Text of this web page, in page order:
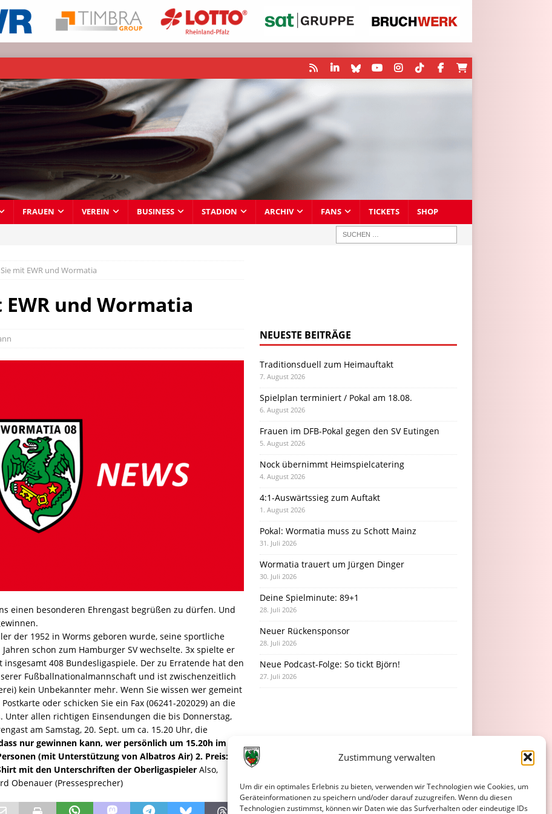
Zustimmung verwalten
Um dir ein optimales Erlebnis zu bieten, verwenden wir Technologien wie Cookies, um
Geräteinformationen zu speichern und/oder darauf zuzugreifen. Wenn du diesen
Technologien zustimmst, können wir Daten wie das Surfverhalten oder eindeutige IDs
FRAUEN VEREIN BUSINESS STADION ARCHIV FANS TICKETS SHOP
mit EWR und Wormatia
und Wormatia
einen besonderen Ehrengast begrüßen zu dürfen. Und
der 1952 in Worms geboren wurde, seine sportliche
schon zum Hamburger SV wechselte. 3x spielte er
408 Bundesligaspiele. Der zu Erratende hat den
Fußballnationalmannschaft und ist zwischenzeitlich
kein Unbekannter mehr. Wenn Sie wissen wer gemeint
oder schicken Sie ein Fax (06241-202029) an die
Unter allen richtigen Einsendungen die bis Donnerstag,
am Samstag, 20. Sept. um ca. 15.20 Uhr, die
nur gewinnen kann, wer persönlich um 15.20h im
(mit Unterstützung von Albatros Air) 2. Preis: 1
mit den Unterschriften der Oberligaspieler Also,
Obenauer (Pressesprecher)
NEUESTE BEITRÄGE
Traditionsduell zum Heimauftakt
7. August 2026
Spielplan terminiert / Pokal am 18.08.
6. August 2026
Frauen im DFB-Pokal gegen den SV Eutingen
5. August 2026
Nock übernimmt Heimspielcatering
4. August 2026
4:1-Auswärtssieg zum Auftakt
1. August 2026
Pokal: Wormatia muss zu Schott Mainz
31. Juli 2026
Wormatia trauert um Jürgen Dinger
30. Juli 2026
Deine Spielminute: 89+1
28. Juli 2026
Neuer Rückensponsor
28. Juli 2026
Neue Podcast-Folge: So tickt Björn!
27. Juli 2026